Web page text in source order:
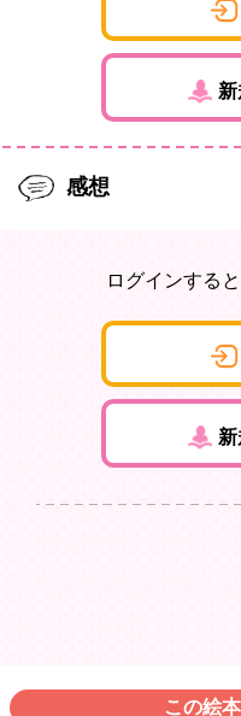
感想
ログインする
この絵